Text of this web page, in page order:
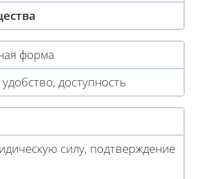
форма
доступность
силу, подтверждение